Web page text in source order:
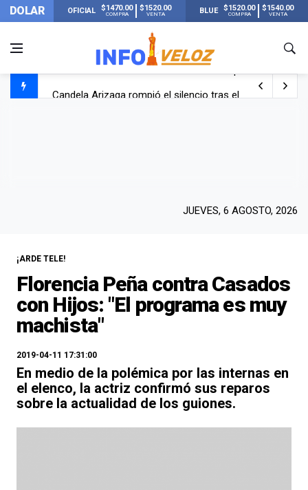
DOLAR OFICIAL $1470.00
COMPRA
$1520.00
VENTA BLUE $1520.00
COMPRA
$1540.00
VENTA
Candela Arizaga rompió el silencio tras el incidente
JUEVES, 6 AGOSTO, 2026
¡ARDE TELE!
Florencia Peña contra Casados
con Hijos: "El programa es muy
machista"
2019-04-11 17:31:00
En medio de la polémica por las internas en
el elenco, la actriz confirmó sus reparos
sobre la actualidad de los guiones.